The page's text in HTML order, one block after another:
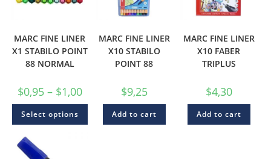
MARC FINE LINER
X1 STABILO POINT
88 NORMAL
$0,95 – $1,00
Select options
MARC FINE LINER
X10 STABILO
POINT 88
$9,25
Add to cart
MARC FINE LINER
X10 FABER
TRIPLUS
$4,30
Add to cart